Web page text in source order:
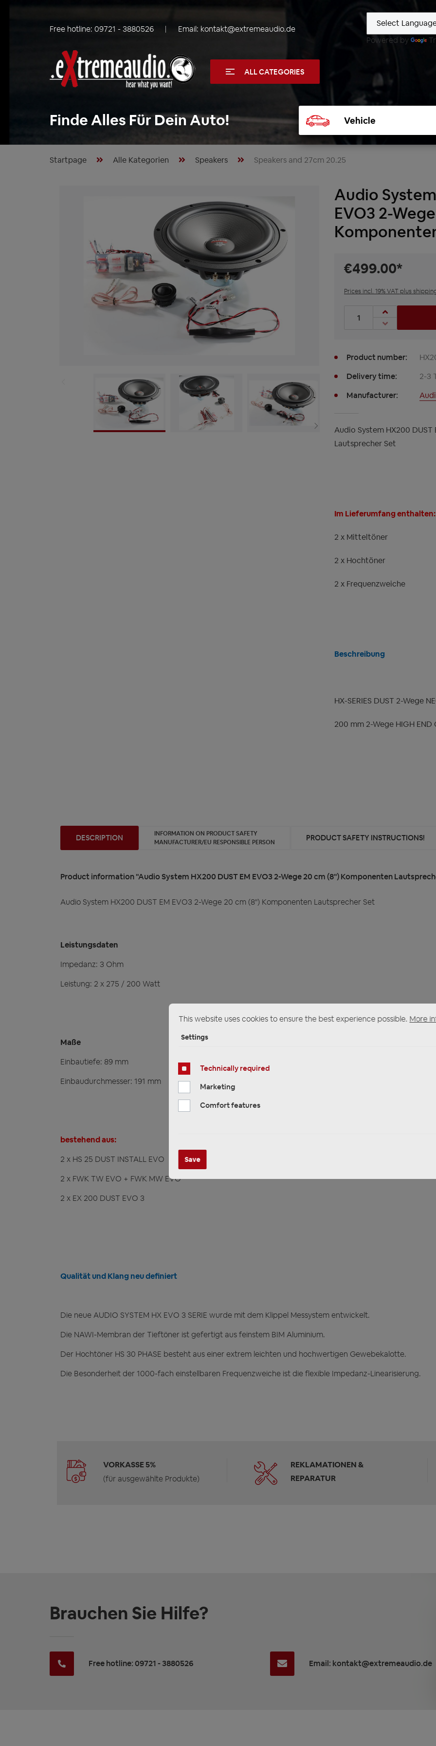
Free hotline: 09721 - 3880526 Email: kontakt@extremeaudio.de
Powered by
ALL CATEGORIES
Finde Alles Für Dein Auto!
vehicle
Startpage Alle Kategorien Speakers Speakers and 27cm 20.25
Audio
EVO3 2-
€499.00*
Prices incl. 19% VAT plus
Product Quantity: Enter
Product number:
Delivery time:
2-3
Manufacturer:
Audio System HX200
Lautsprecher Set
Im Lieferumfang enthalten:
2 x Mitteltöner
2 x Hochtöner
2 x Frequenzweiche
Beschreibung
HX-SERIES DUST 2-Wege
200 mm 2-Wege HIGH
DESCRIPTION
INFORMATION ON PRODUCT SAFETY
MANUFACTURER/EU RESPONSIBLE PERSON
PRODUCT SAFETY INSTRUCTIONS!
Product information "Audio System HX200 DUST EM EVO3 2-Wege 20 cm (8") Komponenten
Audio System HX200 DUST EM EVO3 2-Wege 20 cm (8") Komponenten Lautsprecher Set
Leistungsdaten
Impedanz: 3 Ohm
Leistung: 2 x 275 / 200 Watt
Maße
Einbautiefe: 89 mm
Einbaudurchmesser: 191 mm
bestehend aus:
2 x HS 25 DUST INSTALL EVO
2 x FWK TW EVO + FWK MW EVO
2 x EX 200 DUST EVO 3
Qualität und Klang neu definiert
Die neue AUDIO SYSTEM HX EVO 3 SERIE wurde mit dem Klippel Messystem entwickelt.
Die NAWI-Membran der Tieftöner ist gefertigt aus feinstem BIM Aluminium.
Der Hochtöner HS 30 PHASE besteht aus einer extrem leichten und hochwertigen Gewebekalotte.
Die Besonderheit der 1000-fach einstellbaren Frequenzweiche ist die flexible Impedanz-Linearisierung.
VORKASSE 5%
(für ausgewählte Produkte)
REKLAMATIONEN &
REPARATUR
Brauchen Sie Hilfe?
Free hotline: 09721 - 3880526 Email: kontakt@extremeaudio.de
This website uses cookies to ensure the best experience possible. More
Settings
Technically required
Marketing
Comfort features
Save